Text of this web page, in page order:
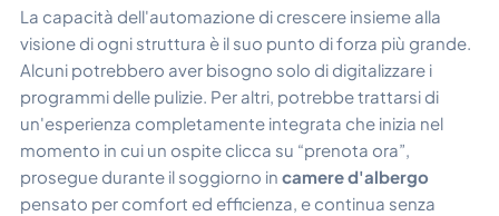
La capacità dell'automazione di crescere insieme alla
visione di ogni struttura è il suo punto di forza più grande.
Alcuni potrebbero aver bisogno solo di digitalizzare i
programmi delle pulizie. Per altri, potrebbe trattarsi di
un'esperienza completamente integrata che inizia nel
momento in cui un ospite clicca su “prenota ora”,
prosegue durante il soggiorno in camere d'albergo
pensato per comfort ed efficienza, e continua senza